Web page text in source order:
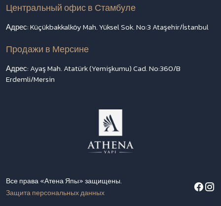
Центральный офис в Стамбуле
Адрес: Küçükbakkalköy Mah. Yüksel Sok. No:3 Ataşehir/İstanbul
Продажи в Мерсине
Адрес: Ayaş Mah. Atatürk (Yemişkumu) Cad. No:360/B
Erdemli/Mersin
Все права «Атена Япы» защищены.
Защита персональных данных